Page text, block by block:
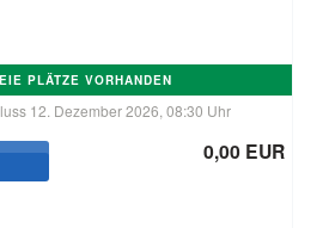
PLÄTZE VORHANDEN
12. Dezember 2026, 08:30 Uhr
0,00 EUR